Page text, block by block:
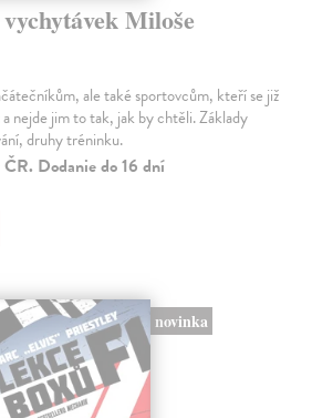
Miloše
ale také sportovcům, kteří se již
a nejde jim to tak, jak by chtěli. Základy
druhy tréninku.
Dodanie do 16 dní
novinka